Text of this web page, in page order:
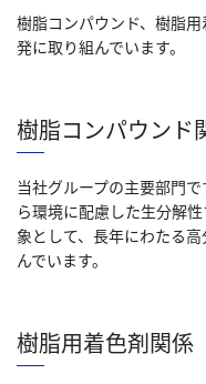
樹脂コンパウンド、樹脂
発に取り組んでいます。
樹脂コンパウンド
当社グループの主要部門
ら環境に配慮した生分解
象として、長年にわたる
んでいます。
樹脂用着色剤関係